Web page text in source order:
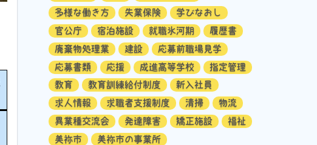
多様な働き方
失業保険
学びなおし
官公庁
宿泊施設 就職氷河期
履歴書
廃棄物処理業
建設
応募前職場見学
応募書類
応援 成進高等学校
指定管理
教育
教育訓練給付制度
新入社員
求人情報
求職者支援制度 清掃
物流
異業種交流会
発達障害 矯正施設
福祉
美祢市
美祢市の事業所